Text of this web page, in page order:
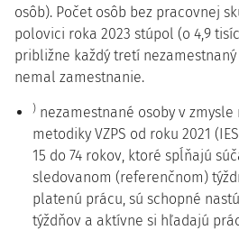
osôb). Počet osôb bez pracovnej
polovici roka 2023 stúpol (o 4,9
približne každý tretí
nemal zamestnanie.
) nezamestnané osoby v
metodiky VZPS od roku 2021
15 do 74 rokov, ktoré spĺňajú
sledovanom (referenčnom)
platenú prácu, sú schopné
týždňov a aktívne si hľadajú